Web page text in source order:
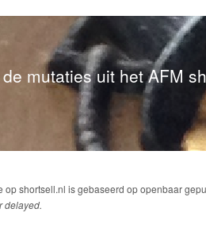
mutaties uit het AFM
op shortsell.nl is gebaseerd op openbaar
delayed.